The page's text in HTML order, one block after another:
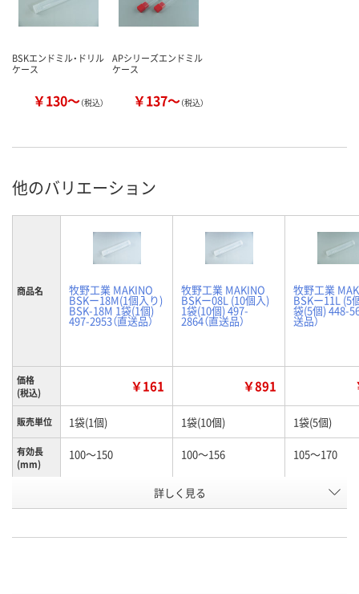
BSKエンドミル・ドリル
ケース
￥130～（税込）
APシリーズエンドミル
ケース
￥137～（税込）
他のバリエーション
商品名 牧野工業 MAKINO
BSKー18M(1個入り)
BSK-18M 1袋(1個)
497-2953（直送品）
牧野工業 MAKINO
BSKー08L (10個入)
1袋(10個) 497-
2864（直送品）
牧野工業
BSKー11L (5
袋(5個) 448-
送品）
価格
(税込)
￥161 ￥891
販売単位 1袋(1個) 1袋(10個) 1袋(5個)
有効長
(mm)
100～150 100～156 105～170
N261156 K960603
詳しく見る